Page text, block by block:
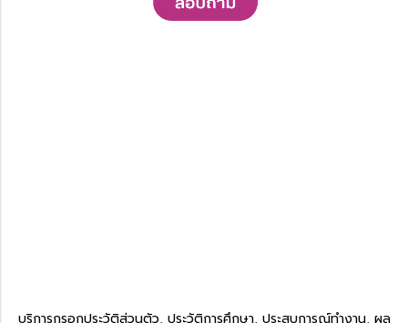
บริการกรอกประวัติส่วนตัว, ประวัติการศึกษา, ประสบการณ์ทำงาน, ผล